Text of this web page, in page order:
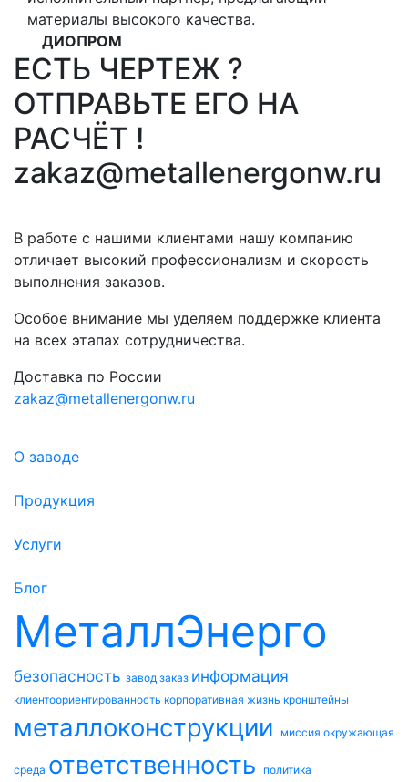
материалы высокого качества.
ДИОПРОМ
ЕСТЬ ЧЕРТЕЖ ?
ОТПРАВЬТЕ ЕГО НА
РАСЧЁТ !
zakaz@metallenergonw.ru
В работе с нашими клиентами нашу компанию
отличает высокий профессионализм и скорость
выполнения заказов.
Особое внимание мы уделяем поддержке клиента
на всех этапах сотрудничества.
Доставка по России
zakaz@metallenergonw.ru
О заводе
Продукция
Услуги
Блог
МеталлЭнерго
безопасность завод заказ информация
клиентоориентированность корпоративная жизнь кронштейны
металлоконструкции миссия окружающая
среда ответственность политика